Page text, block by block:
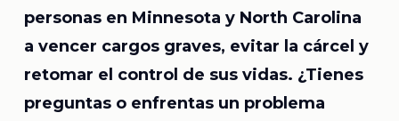
personas en Minnesota y North Carolina
a vencer cargos graves, evitar la cárcel y
retomar el control de sus vidas. ¿Tienes
preguntas o enfrentas un problema